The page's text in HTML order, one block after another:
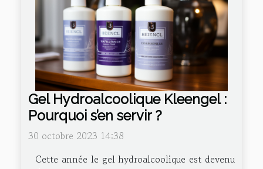
Gel Hydroalcoolique Kleengel :
Pourquoi s’en servir ?
30 octobre 2023 14:38
Cette année le gel hydroalcoolique est devenu